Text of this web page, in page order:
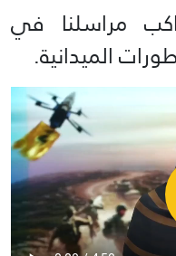
مراسلنا في
الميدانية.